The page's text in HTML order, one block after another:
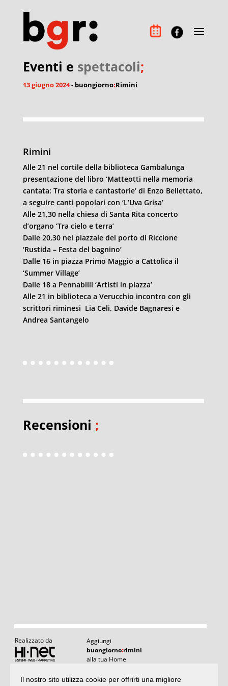
Eventi e spettacoli;
13 giugno 2024- buongiorno:Rimini
Rimini
Alle 21 nel cortile della biblioteca Gambalunga
presentazione del libro ‘Matteotti nella memoria
cantata: Tra storia e cantastorie’ di Enzo Bellettato,
a seguire canti popolari con ‘L’Uva Grisa’
Alle 21,30 nella chiesa di Santa Rita concerto
d’organo ‘Tra cielo e terra’
Dalle 20,30 nel piazzale del porto di Riccione
‘Rustida – Festa del bagnino’
Dalle 16 in piazza Primo Maggio a Cattolica il
‘Summer Village’
Dalle 18 a Pennabilli ‘Artisti in piazza’
Alle 21 in biblioteca a Verucchio incontro con gli
scrittori riminesi Lia Celi, Davide Bagnaresi e
Andrea Santangelo
Recensioni ;
Realizzato da
Aggiungi
buongiorno:rimini
alla tua Home
Il nostro sito utilizza cookie per offrirti una migliore